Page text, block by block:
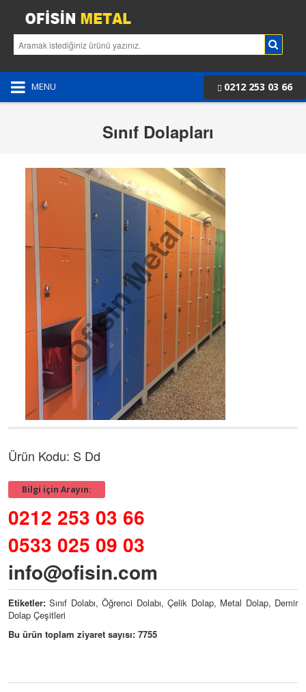
0212 253 03 66
MENU
Sınıf Dolapları
Ürün Kodu: S Dd
Bilgi için Arayın:
0212 253 03 66
0533 025 09 03
info@ofisin.com
Etiketler: Sınıf Dolabı, Öğrenci Dolabı, Çelik Dolap, Metal Dolap, Demir
Dolap Çeşitleri
Bu ürün toplam ziyaret sayısı: 7755